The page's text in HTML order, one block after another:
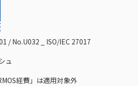
/ No.U032 _ ISO/IEC 27017
ュ
経費」は適用対象外